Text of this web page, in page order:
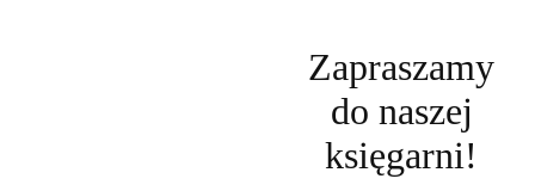
Zapraszamy
do naszej
księgarni!